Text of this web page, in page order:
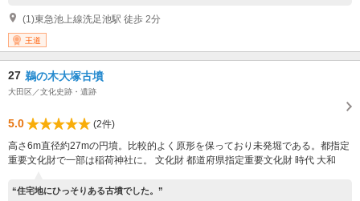
(1)東急池上線洗足池駅 徒歩 2分
王道
27 鵜の木大塚古墳
大田区／文化史跡・遺跡
5.0
(2件)
高さ6m直径約27mの円墳。比較的よく原形を保っており未発堀である。都指定
重要文化財で一部は稲荷神社に。 文化財 都道府県指定重要文化財 時代 大和
“住宅地にひっそりある古墳でした。”